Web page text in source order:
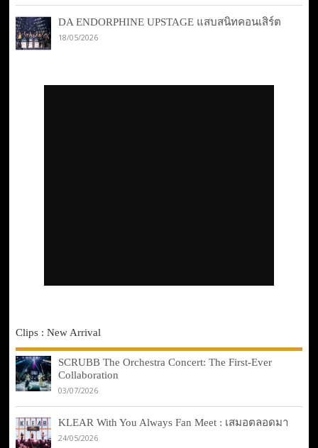
DA ENDORPHINE UPSTAGE แสบสนิทคอนเสิร์ต
18/05/2026
Clips : New Arrival
SCRUBB The Orchestra Concert: The First-Ever
Collaboration
03/07/2026
KLEAR With You Always Fan Meet : เสมอตลอดมา
24/05/2026